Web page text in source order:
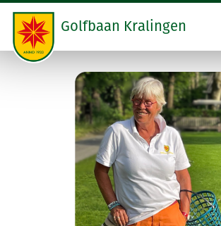
Golfbaan Kralingen
010 45 22 475
RESERVEER STARTTIJD
GOLFBAAN
GOLFSCHOOL